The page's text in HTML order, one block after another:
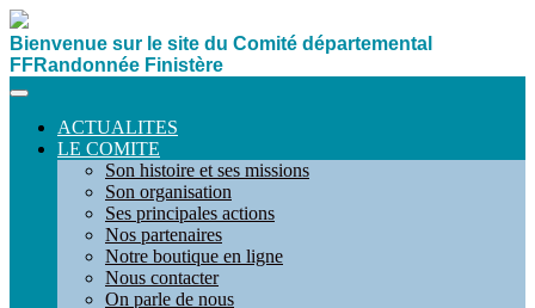
Bienvenue sur le site du Comité départemental
FFRandonnée Finistère
ACTUALITES
LE COMITE
Son histoire et ses missions
Son organisation
Ses principales actions
Nos partenaires
Notre boutique en ligne
Nous contacter
On parle de nous